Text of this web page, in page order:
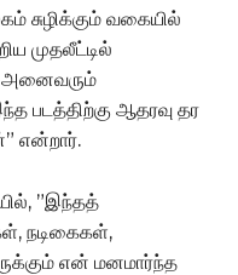
சுழிக்கும் வகையில்
முதலீட்டில்
அனைவரும்
படத்திற்கு ஆதரவு தர
என்றார்.
”இந்தத்
நடிகைகள்,
என் மனமார்ந்த